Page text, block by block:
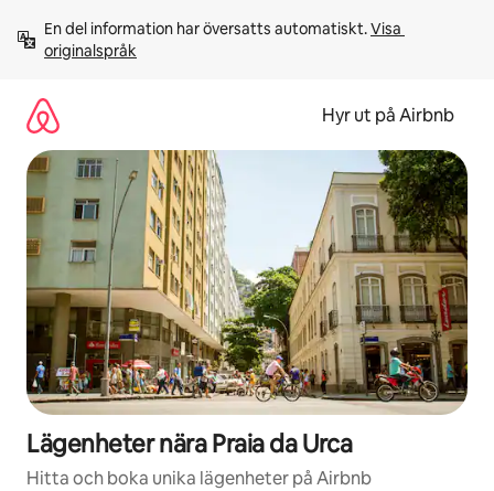
innehåll
En del information har översatts automatiskt. Visa
originalspråk
Hyr ut på Airbnb
Lägenheter nära Praia da Urca
Hitta och boka unika lägenheter på Airbnb